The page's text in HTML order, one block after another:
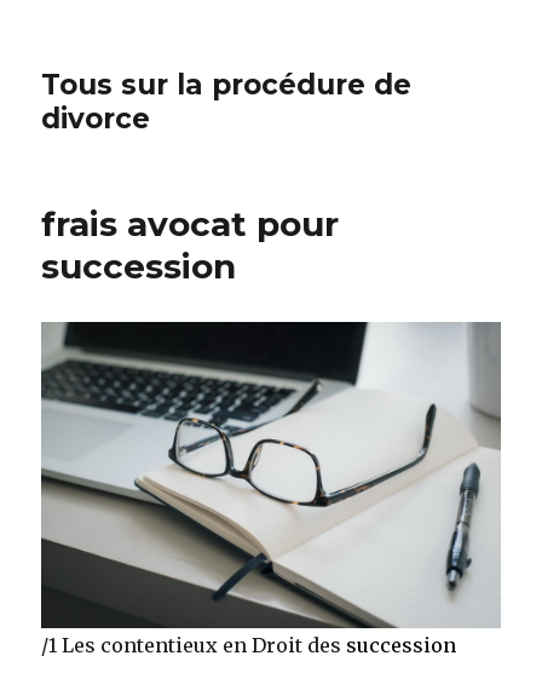
Tous sur la procédure de
divorce
frais avocat pour
succession
/1 Les contentieux en Droit des succession